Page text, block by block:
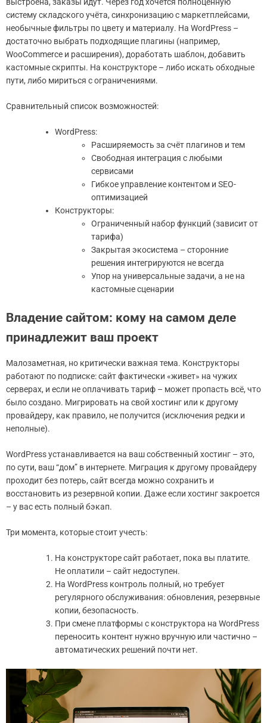
выстроена, заказы идут. Через год хочется полноценную
систему складского учёта, синхронизацию с маркетплейсами,
необычные фильтры по цвету и материалу. На WordPress –
достаточно выбрать подходящие плагины (например,
WooCommerce и расширения), доработать шаблон, добавить
кастомные скрипты. На конструкторе – либо искать обходные
пути, либо мириться с ограничениями.
Сравнительный список возможностей:
WordPress:
Расширяемость за счёт плагинов и тем
Свободная интеграция с любыми
сервисами
Гибкое управление контентом и SEO-
оптимизацией
Конструкторы:
Ограниченный набор функций (зависит от
тарифа)
Закрытая экосистема – сторонние
решения интегрируются не всегда
Упор на универсальные задачи, а не на
кастомные сценарии
Владение сайтом: кому на самом деле
принадлежит ваш проект
Малозаметная, но критически важная тема. Конструкторы
работают по подписке: сайт фактически «живет» на чужих
серверах, и если не оплачивать тариф – может пропасть всё, что
было создано. Мигрировать на свой хостинг или к другому
провайдеру, как правило, не получится (исключения редки и
неполные).
WordPress устанавливается на ваш собственный хостинг – это,
по сути, ваш “дом” в интернете. Миграция к другому провайдеру
проходит без потерь, сайт всегда можно сохранить и
восстановить из резервной копии. Даже если хостинг закроется
– у вас есть полный бэкап.
Три момента, которые стоит учесть:
На конструкторе сайт работает, пока вы платите.
Не оплатили – сайт недоступен.
На WordPress контроль полный, но требует
регулярного обслуживания: обновления, резервные
копии, безопасность.
При смене платформы с конструктора на WordPress
переносить контент нужно вручную или частично –
автоматических решений почти нет.